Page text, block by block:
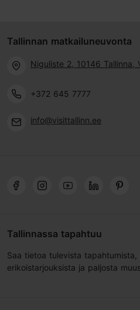
Tallinnan matkailuneuvonta
Niguliste 2, 10146 Tallinna,
+372 645 7777
info@visittallinn.ee
Tallinnassa tapahtuu
Saa tietoa tulevista tapahtumista,
erikoistarjouksista ja paljosta